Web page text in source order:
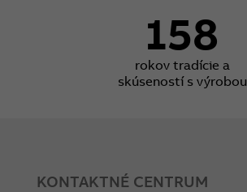
158
rokov tradície a
skúseností s výrobou
KONTAKTNÉ CENTRUM